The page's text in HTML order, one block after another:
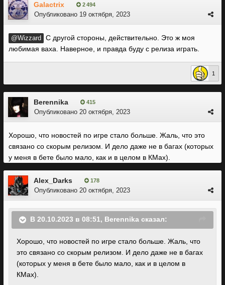
Galactrix 2 494
Опубликовано 19 октября, 2023
@Wizzard
С другой стороны, действительно. Это ж моя
любимая ваха. Наверное, и правда буду с релиза играть.
1
Berennika 415
Опубликовано 20 октября, 2023
Хорошо, что новостей по игре стало больше. Жаль, что это
связано со скорым релизом. И дело даже не в багах (которых
у меня в бете было мало, как и в целом в КМах).
Alex_Darks 178
Опубликовано 20 октября, 2023
В 20.10.2023 в 08:51, Berennika сказал:
Хорошо, что новостей по игре стало больше. Жаль, что
это связано со скорым релизом. И дело даже не в багах
(которых у меня в бете было мало, как и в целом в
КМах).